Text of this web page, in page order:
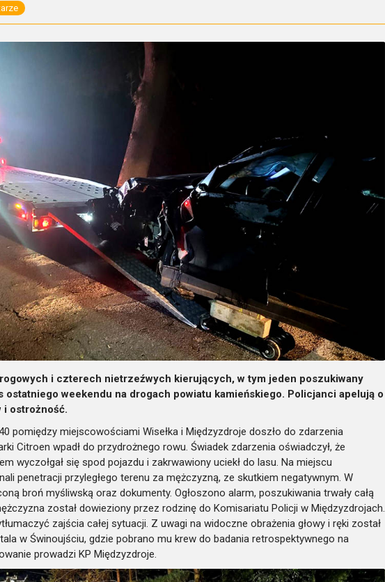
i czterech nietrzeźwych kierujących, w tym jeden poszukiwany
ostatniego weekendu na drogach powiatu kamieńskiego. Policjanci apelują o
ostrożność.
pomiędzy miejscowościami Wisełka i Międzyzdroje doszło do zdarzenia
Citroen wpadł do przydrożnego rowu. Świadek zdarzenia oświadczył, że
wyczołgał się spod pojazdu i zakrwawiony uciekł do lasu. Na miejscu
penetracji przyległego terenu za mężczyzną, ze skutkiem negatywnym. W
broń myśliwską oraz dokumenty. Ogłoszono alarm, poszukiwania trwały całą
został dowieziony przez rodzinę do Komisariatu Policji w Międzyzdrojach.
zajścia całej sytuacji. Z uwagi na widoczne obrażenia głowy i ręki został
w Świnoujściu, gdzie pobrano mu krew do badania retrospektywnego na
prowadzi KP Międzyzdroje.